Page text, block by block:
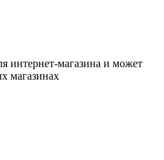
интернет-магазина и может
магазинах